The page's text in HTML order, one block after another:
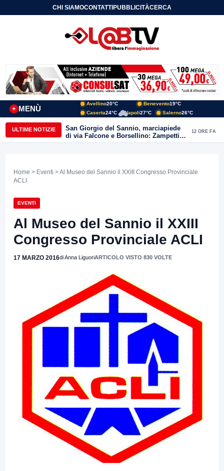
CHI SIAMOCONTATTIPUBBLICITÀCERCA
MENÙ
+
Avellino20°C Benevento19°C
Caserta24°C Napoli27°C Salerno26°C
ULTIME NOTIZIE
San Giorgio del Sannio, marciapiede
di via Falcone e Borsellino: Zampetti e
Lombardi replicano alle polemiche
12 ORE FA
Home > Eventi > Al Museo del Sannio il XXIII Congresso Provinciale
ACLI
EVENTI
Al Museo del Sannio il XXIII
Congresso Provinciale ACLI
17 MARZO 2016di Anna LiguoriARTICOLO VISTO 830 VOLTE